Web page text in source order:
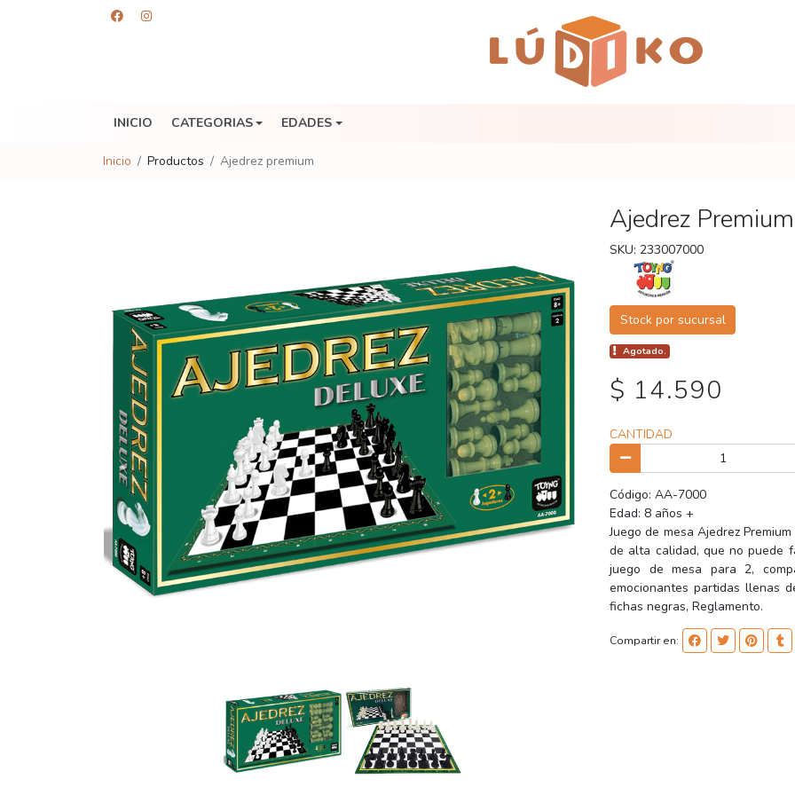
INICIO CATEGORIAS EDADES
Inicio Productos Ajedrez premium
Ajedrez Premium
SKU: 233007000
Stock por sucursal
Agotado.
$ 14.590
CANTIDAD
Código: AA-7000
Edad: 8 años +
Juego de mesa Ajedrez
de alta calidad, que no puede
juego de mesa para 2,
emocionantes partidas llenas
fichas negras, Reglamento.
Compartir en: